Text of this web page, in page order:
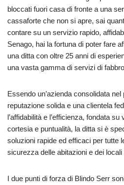
bloccati fuori casa di fronte a una
cassaforte che non si apre, sai
contare su un servizio rapido,
Senago, hai la fortuna di poter fare
una ditta con oltre 25 anni di
una vasta gamma di servizi di
Essendo un’azienda consolidata
reputazione solida e una clientela
l’affidabilità e l’efficienza, fondata
cortesia e puntualità, la ditta si è
soluzioni rapide ed efficaci per tutte
sicurezza delle abitazioni e dei
I due punti di forza di Blindo Serr